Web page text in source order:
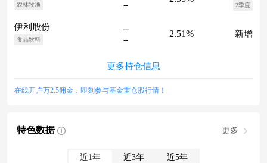
农林牧渔 -- 2季度
伊利股份
食品饮料
--
--
2.51% 新增
更多持仓信息
在线开户万2.5佣金，即刻参与基金重仓股行情！
特色数据 更多
近1年 近3年 近5年